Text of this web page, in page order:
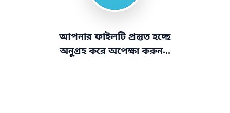
আপনার ফাইলটি প্রস্তুত হচ্ছে
অনুগ্রহ করে অপেক্ষা করুন...